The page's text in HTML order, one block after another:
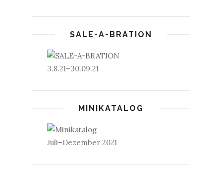
SALE-A-BRATION
3.8.21–30.09.21
MINIKATALOG
Juli–Dezember 2021